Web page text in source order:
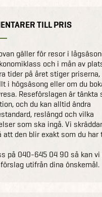
TILL PRIS
gäller för resor i
och i mån av
tider på året stiger priserna,
i högsäsong eller om du
Reseförslagen är tänkta
och du kan alltid ändra
reslängd och vilka
som ska ingå. Vi
att den blir exakt som du har
på 040-645 04 90 så kan vi
utifrån dina önskemål.